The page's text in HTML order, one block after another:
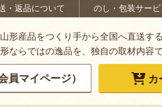
・返品について のし・包装サービ
形産品をつくり手から全国へ直送す
ならではの逸品を、独自の取材内容
員マイページ） カ